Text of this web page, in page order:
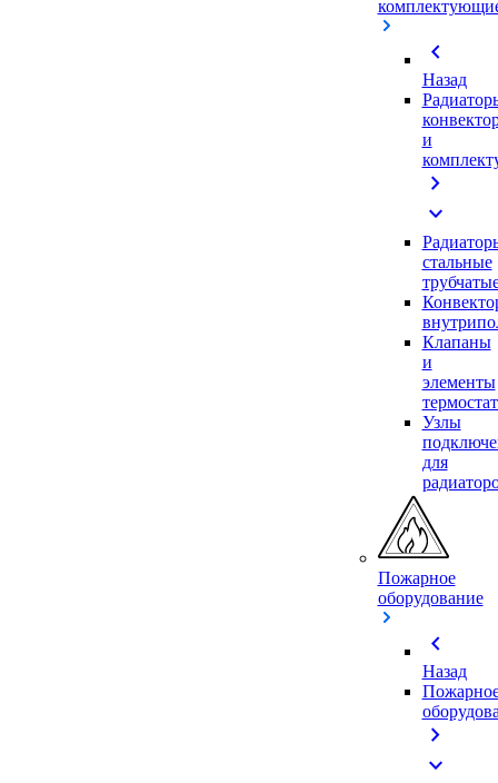
chevron_left
Назад
и
chevron_right
expand_more
стальные
Клапаны
и
элементы
Узлы
для
Пожарное
оборудование
chevron_left
Назад
chevron_right
expand_more